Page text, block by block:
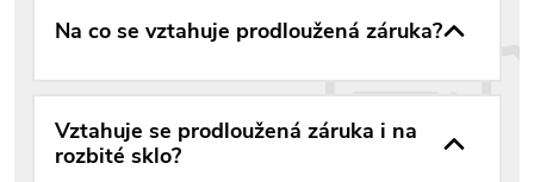
Na co se vztahuje prodloužená záruka?
Vztahuje se prodloužená záruka i na
rozbité sklo?